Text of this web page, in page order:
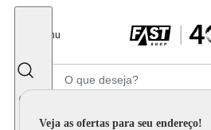
Menu
Veja as ofertas para seu endereço!